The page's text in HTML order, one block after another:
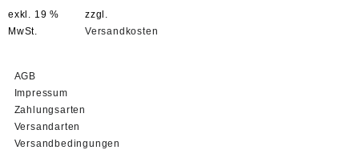
exkl. 19 %
MwSt.
zzgl.
Versandkosten
AGB
Impressum
Zahlungsarten
Versandarten
Versandbedingungen